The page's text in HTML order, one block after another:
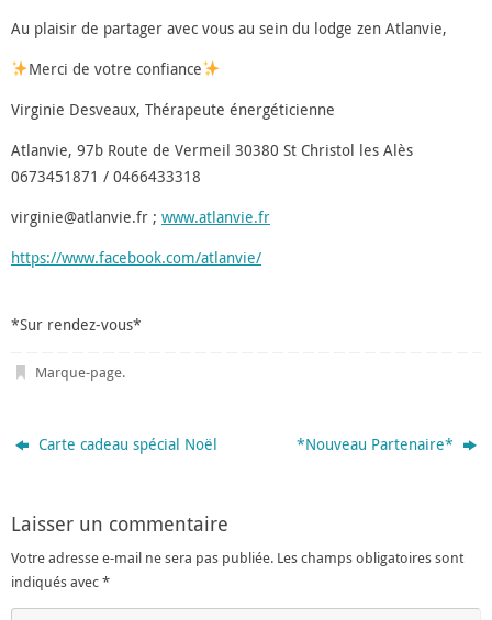
Au plaisir de partager avec vous au sein du lodge zen Atlanvie,
Merci de votre confiance
Virginie Desveaux, Thérapeute énergéticienne
Atlanvie, 97b Route de Vermeil 30380 St Christol les Alès
0673451871 / 0466433318
virginie@atlanvie.fr ; www.atlanvie.fr
https://www.facebook.com/atlanvie/
*Sur rendez-vous*
Marque-page.
Carte cadeau spécial Noël *Nouveau Partenaire*
Laisser un commentaire
Votre adresse e-mail ne sera pas publiée. Les champs obligatoires sont
indiqués avec*